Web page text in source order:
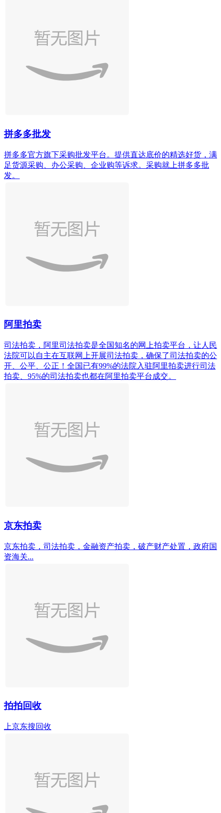
拼多多批发
拼多多官方旗下采购批发平台。提供直达底价的精选好货，满
足货源采购、办公采购、企业购等诉求。采购就上拼多多批
发。
阿里拍卖
司法拍卖，阿里司法拍卖是全国知名的网上拍卖平台，让人民
法院可以自主在互联网上开展司法拍卖，确保了司法拍卖的公
开、公平、公正！全国已有99%的法院入驻阿里拍卖进行司法
拍卖、95%的司法拍卖也都在阿里拍卖平台成交。
京东拍卖
京东拍卖，司法拍卖，金融资产拍卖，破产财产处置，政府国
资海关...
拍拍回收
上京东搜回收